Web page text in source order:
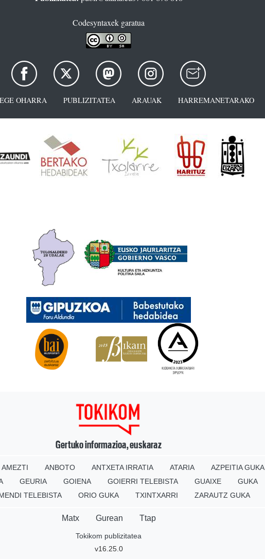
Codesyntaxek garatua
OHARRA PUBLIZITATEA ARAUAK HARREMANETARAKO
Gertuko informazioa, euskaraz
AMEZTI ANBOTO ANTXETA IRRATIA ATARIA AZPEITIA GUKA
GEURIA GOIENA GOIERRI TELEBISTA GUAIXE GUKA
TELEBISTA ORIO GUKA TXINTXARRI ZARAUTZ GUKA
Matx Gurean Ttap
Tokikom publizitatea
v16.25.0